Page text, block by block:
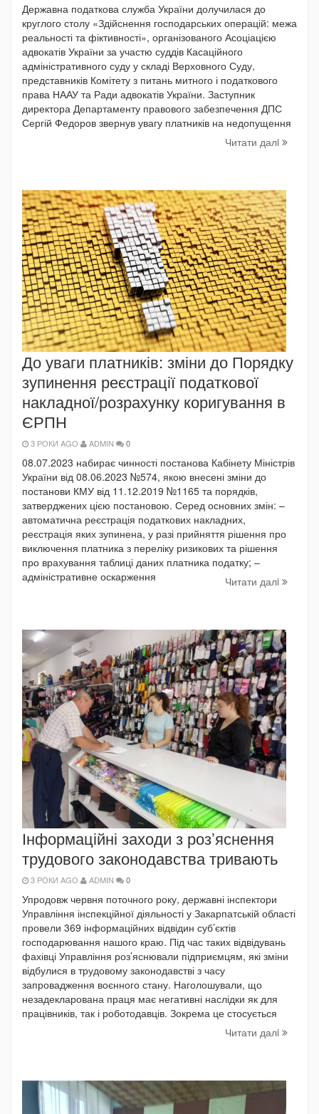
Державна податкова служба України долучилася до
круглого столу «Здійснення господарських операцій: межа
реальності та фіктивності», організованого Асоціацією
адвокатів України за участю суддів Касаційного
адміністративного суду у складі Верховного Суду,
представників Комітету з питань митного і податкового
права НААУ та Ради адвокатів України. Заступник
директора Департаменту правового забезпечення ДПС
Сергій Федоров звернув увагу платників на недопущення
Читати далi
До уваги платників: зміни до Порядку
зупинення реєстрації податкової
накладної/розрахунку коригування в
ЄРПН
3 РОКИ AGO ADMIN 0
08.07.2023 набирає чинності постанова Кабінету Міністрів
України від 08.06.2023 №574, якою внесені зміни до
постанови КМУ від 11.12.2019 №1165 та порядків,
затверджених цією постановою. Серед основних змін: –
автоматична реєстрація податкових накладних,
реєстрація яких зупинена, у разі прийняття рішення про
виключення платника з переліку ризикових та рішення
про врахування таблиці даних платника податку; –
адміністративне оскарження
Читати далi
Інформаційні заходи з роз’яснення
трудового законодавства тривають
3 РОКИ AGO ADMIN 0
Упродовж червня поточного року, державні інспектори
Управління інспекційної діяльності у Закарпатській області
провели 369 інформаційних відвідин суб’єктів
господарювання нашого краю. Під час таких відвідувань
фахівці Управління роз’яснювали підприємцям, які зміни
відбулися в трудовому законодавстві з часу
запровадження воєнного стану. Наголошували, що
незадекларована праця має негативні наслідки як для
працівників, так і роботодавців. Зокрема це стосується
Читати далi